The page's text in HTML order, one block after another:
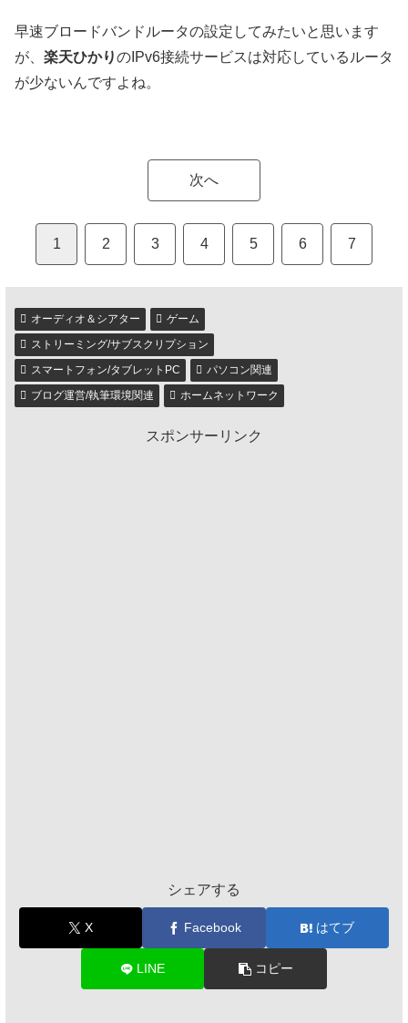
早速ブロードバンドルータの設定してみたいと思います
が、 楽天ひかりのIPv6接続サービスは対応しているルータ
が少ないんですよね。
次へ
1 2 3 4 5 6 7
オーディオ＆シアター
ゲーム
ストリーミング/サブスクリプション
スマートフォン/タブレットPC
パソコン関連
ブログ運営/執筆環境関連
ホームネットワーク
スポンサーリンク
シェアする
X Facebook はてブ
LINE コピー